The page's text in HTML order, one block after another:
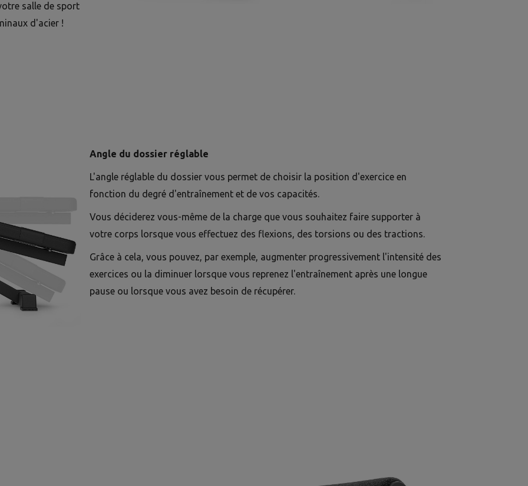
salle de sport
d'acier !
Angle du dossier réglable
L'angle réglable du dossier vous permet de choisir la position d'exercice en
fonction du degré d'entraînement et de vos capacités.
Vous déciderez vous-même de la charge que vous souhaitez faire supporter à
votre corps lorsque vous effectuez des flexions, des torsions ou des tractions.
Grâce à cela, vous pouvez, par exemple, augmenter progressivement l'intensité des
exercices ou la diminuer lorsque vous reprenez l'entraînement après une longue
pause ou lorsque vous avez besoin de récupérer.